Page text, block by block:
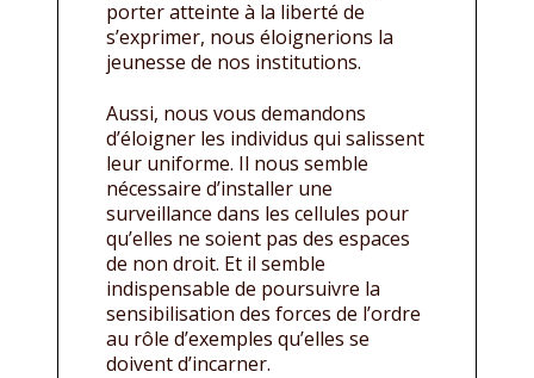
porter atteinte à la liberté de
s’exprimer, nous éloignerions la
jeunesse de nos institutions.
Aussi, nous vous demandons
d’éloigner les individus qui salissent
leur uniforme. Il nous semble
nécessaire d’installer une
surveillance dans les cellules pour
qu’elles ne soient pas des espaces
de non droit. Et il semble
indispensable de poursuivre la
sensibilisation des forces de l’ordre
au rôle d’exemples qu’elles se
doivent d’incarner.